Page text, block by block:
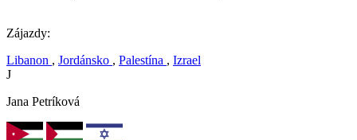
Zájazdy:
Libanon , Jordánsko , Palestína , Izrael
J
Jana Petríková